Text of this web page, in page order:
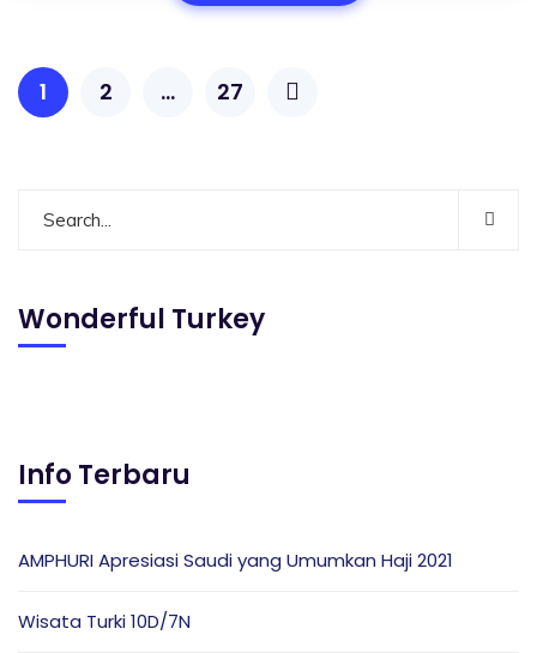
1 2 … 27
Wonderful Turkey
Info Terbaru
AMPHURI Apresiasi Saudi yang Umumkan Haji 2021
Wisata Turki 10D/7N